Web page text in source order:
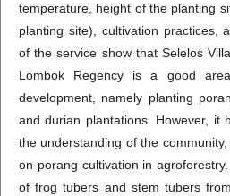
temperature, height of the planting
planting site), cultivation practices,
of the service show that Selelos
Lombok Regency is a good
development, namely planting
and durian plantations. However, it
the understanding of the
on porang cultivation in
of frog tubers and stem tubers